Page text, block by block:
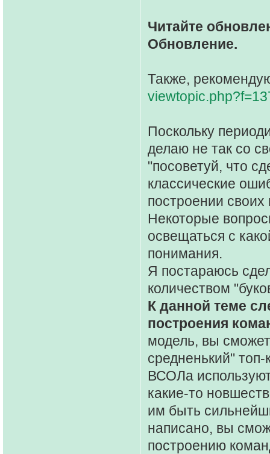
Читайте
Обновление.
Также,
Поскольку
делаю не так со
"посоветуй, что
классические
построении
Некоторые
освещаться с
понимания.
Я постараюсь
количеством
К данной теме
построения
модель, вы
средненький"
ВСОЛа
какие-то
им быть
написано, вы
построению